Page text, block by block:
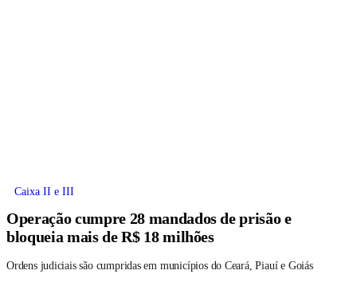
Caixa II e III
Operação cumpre 28 mandados de prisão e
bloqueia mais de R$ 18 milhões
Ordens judiciais são cumpridas em municípios do Ceará, Piauí e Goiás